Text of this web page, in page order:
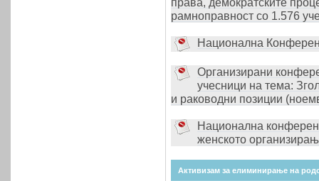
рамноправност со 1.576
Национална
Организирани
учесници на тема:
и раководни позиции
Национална
женското
Активизам за елиминирање на